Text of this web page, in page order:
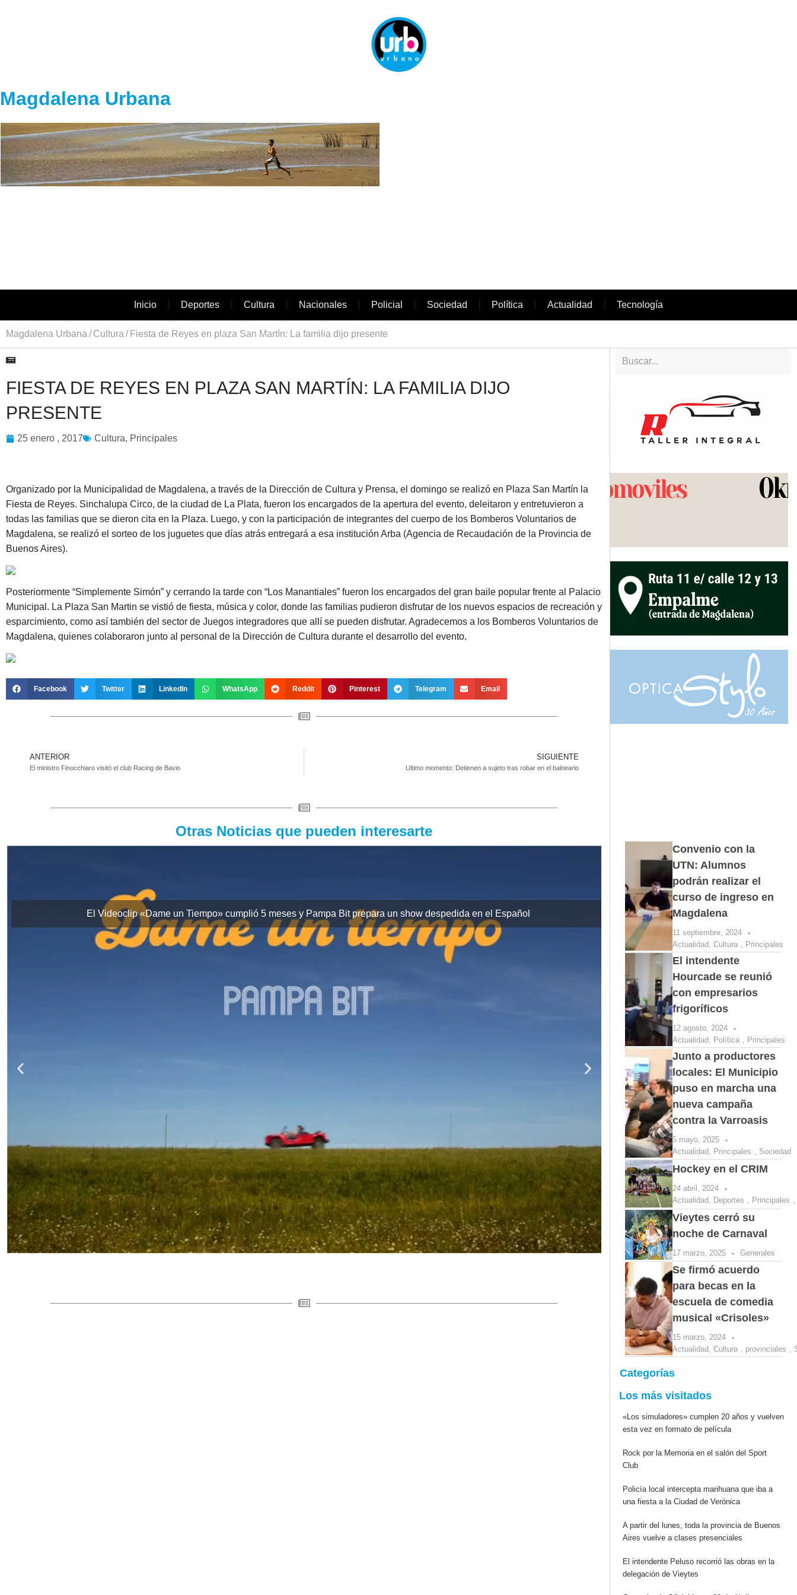
Magdalena Urbana
Inicio Deportes Cultura Nacionales Policial Sociedad Política Actualidad Tecnología
Magdalena Urbana Cultura Fiesta de Reyes en plaza San Martín: La familia dijo presente
FIESTA DE REYES EN PLAZA SAN MARTÍN: LA FAMILIA DIJO
PRESENTE
25 enero , 2017 Cultura, Principales
Organizado por la Municipalidad de Magdalena, a través de la Dirección de Cultura y Prensa, el domingo se realizó en Plaza San Martín la
Fiesta de Reyes. Sinchalupa Circo, de la ciudad de La Plata, fueron los encargados de la apertura del evento, deleitaron y entretuvieron a
todas las familias que se dieron cita en la Plaza. Luego, y con la participación de integrantes del cuerpo de los Bomberos Voluntarios de
Magdalena, se realizó el sorteo de los juguetes que días atrás entregará a esa institución Arba (Agencia de Recaudación de la Provincia de
Buenos Aires).
Posteriormente “Simplemente Simón” y cerrando la tarde con “Los Manantiales” fueron los encargados del gran baile popular frente al Palacio
Municipal. La Plaza San Martin se vistió de fiesta, música y color, donde las familias pudieron disfrutar de los nuevos espacios de recreación y
esparcimiento, como así también del sector de Juegos integradores que allí se pueden disfrutar. Agradecemos a los Bomberos Voluntarios de
Magdalena, quienes colaboraron junto al personal de la Dirección de Cultura durante el desarrollo del evento.
Facebook Twitter LinkedIn WhatsApp Reddit Pinterest Telegram Email
ANTERIOR
El ministro Finocchiaro visitó el club Racing de Bavio
SIGUIENTE
Ultimo momento: Detienen a sujeto tras robar en el balneario
Otras Noticias que pueden interesarte
El Videoclip «Dame un Tiempo» cumplió 5 meses y Pampa Bit prepara un show despedida en el Español
Convenio con la
UTN: Alumnos
podrán realizar el
curso de ingreso en
Magdalena
11 septiembre, 2024
Actualidad, Cultura , Principales
El intendente
Hourcade se reunió
con empresarios
frigoríficos
12 agosto, 2024
Actualidad, Política , Principales
Junto a productores
locales: El Municipio
puso en marcha una
nueva campaña
contra la Varroasis
5 mayo, 2025
Actualidad, Principales , Sociedad
Hockey en el CRIM
24 abril, 2024
Actualidad, Deportes , Principales ,
Vieytes cerró su
noche de Carnaval
17 marzo, 2025 Generales
Se firmó acuerdo
para becas en la
escuela de comedia
musical «Crisoles»
15 marzo, 2024
Actualidad, Cultura , provinciales ,
Categorías
Los más visitados
«Los simuladores» cumplen 20 años y vuelven
esta vez en formato de película
Rock por la Memoria en el salón del Sport
Club
Policía local intercepta marihuana que iba a
una fiesta a la Ciudad de Verónica
A partir del lunes, toda la provincia de Buenos
Aires vuelve a clases presenciales
El intendente Peluso recorrió las obras en la
delegación de Vieytes